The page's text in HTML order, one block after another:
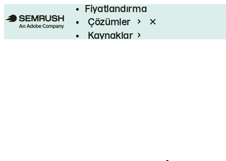
Fiyatlandırma
Çözümler
Kaynaklar